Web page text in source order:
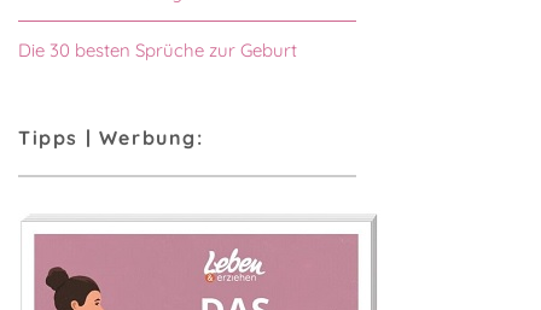
Die 30 besten Sprüche zur Geburt
Tipps | Werbung: